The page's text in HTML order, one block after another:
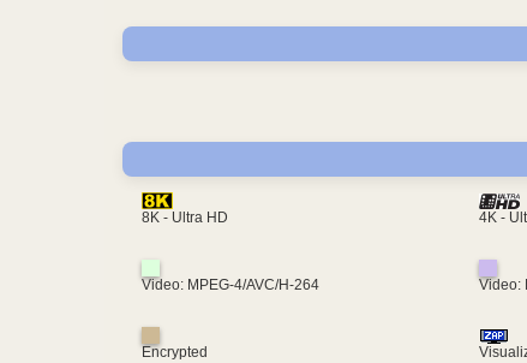
8K - Ultra HD 4K -
Video: MPEG-4/AVC/H-264 Video:
Encrypted